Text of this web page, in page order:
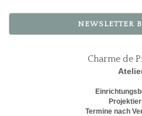
NEWSLETTER
Charme de
Termine nach